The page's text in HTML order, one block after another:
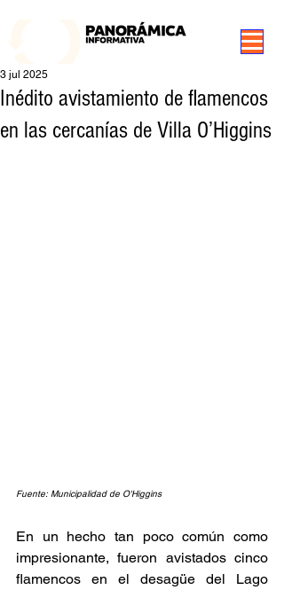
Inédito avistamiento de flamencos
en las cercanías de Villa O’Higgins
3 jul 2025
Fuente: Municipalidad de O'Higgins
En un hecho tan poco común como
impresionante, fueron avistados cinco
flamencos en el desagüe del Lago